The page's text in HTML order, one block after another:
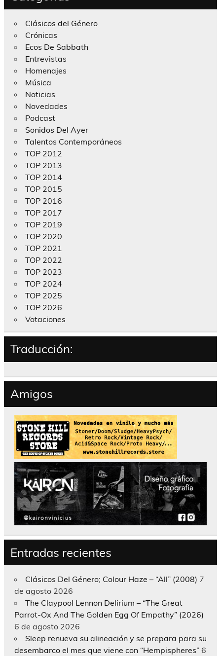
Clásicos del Género
Crónicas
Ecos De Sabbath
Entrevistas
Homenajes
Música
Noticias
Novedades
Podcast
Sonidos Del Ayer
Talentos Contemporáneos
TOP 2012
TOP 2013
TOP 2014
TOP 2015
TOP 2016
TOP 2017
TOP 2019
TOP 2020
TOP 2021
TOP 2022
TOP 2023
TOP 2024
TOP 2025
TOP 2026
Votaciones
Traducción:
Amigos
Entradas recientes
Clásicos Del Género; Colour Haze – “All” (2008) 7
de agosto 2026
The Claypool Lennon Delirium – “The Great
Parrot-Ox And The Golden Egg Of Empathy” (2026)
6 de agosto 2026
Sleep renueva su alineación y se prepara para su
desembarco el mes que viene con “Hempispheres” 6